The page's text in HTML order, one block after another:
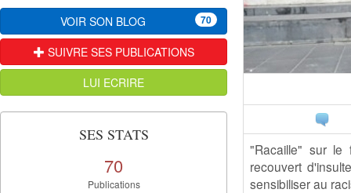
"Racaille" sur le
recouvert
sensibiliser au
VOIR SON BLOG 70
SUIVRE SES PUBLICATIONS
LUI ECRIRE
SES STATS
70
Publications